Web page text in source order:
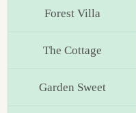
Forest Villa
The Cottage
Garden Sweet